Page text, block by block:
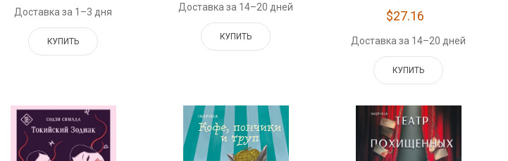
Доставка за 1–3 дня
КУПИТЬ
Доставка за 14–20 дней
КУПИТЬ
$27.16
Доставка за 14–20 дней
КУПИТЬ